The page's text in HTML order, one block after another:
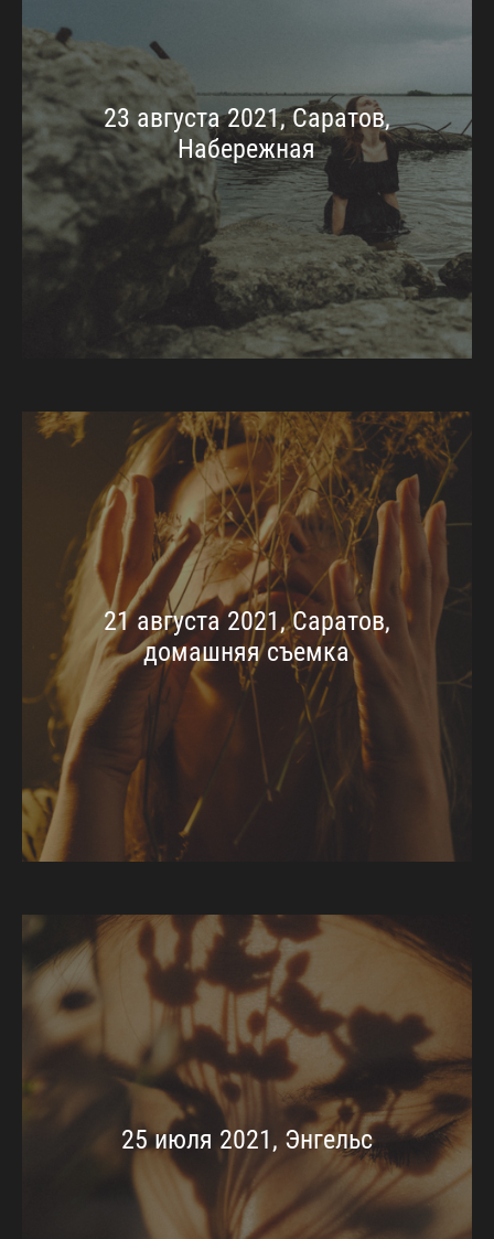
23 августа 2021, Саратов,
Набережная
21 августа 2021, Саратов,
домашняя съемка
25 июля 2021, Энгельс